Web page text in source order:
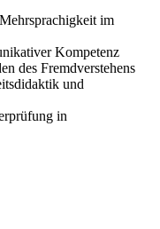
im
Kompetenz
des Fremdverstehens
und
in